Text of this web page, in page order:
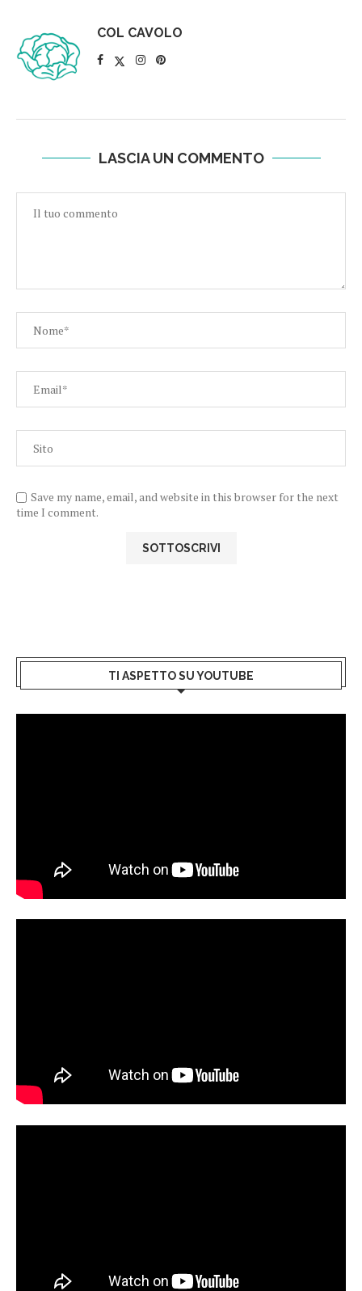
COL CAVOLO
LASCIA UN COMMENTO
Save my name, email, and website in this browser for the next
time I comment.
TI ASPETTO SU YOUTUBE